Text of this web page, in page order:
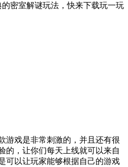
密室解谜玩法，快来下载玩一玩
游戏是非常刺激的，并且还有很
的，让你们每天上线就可以来自
可以让玩家能够根据自己的游戏